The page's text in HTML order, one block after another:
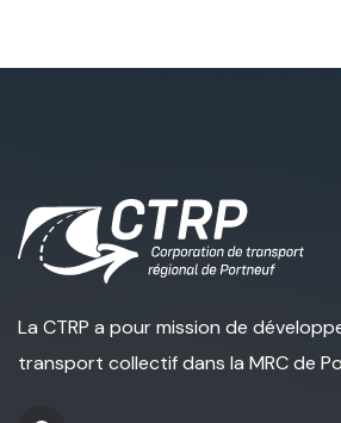
La CTRP a pour mission de
transport collectif dans la MRC de